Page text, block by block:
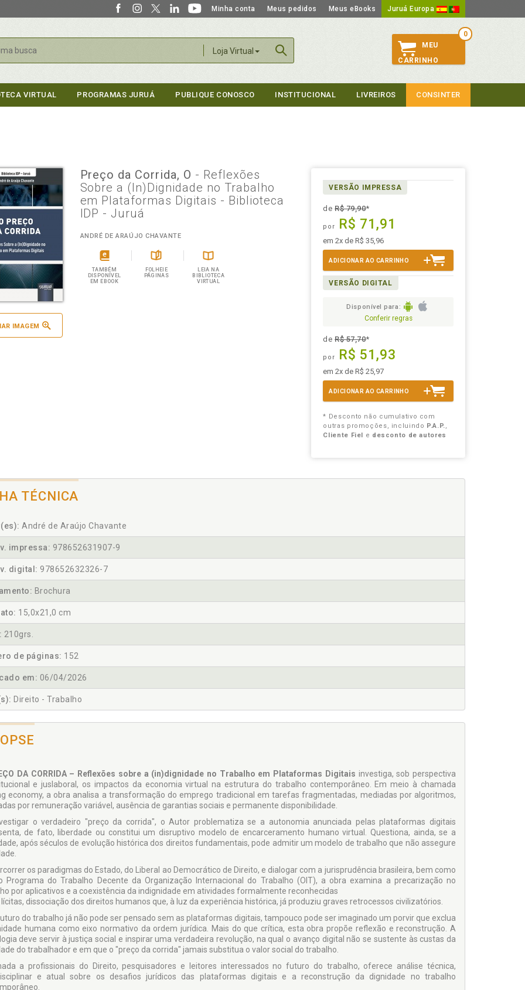
Minha conta Meus pedidos Meus eBooks Juruá Europa
Loja Virtual
0
MEU
CARRINHO
VIRTUAL PROGRAMAS JURUÁ PUBLIQUE CONOSCO INSTITUCIONAL LIVREIROS CONSINTER
IMAGEM
Preço da Corrida, O - Reflexões
Sobre a (In)Dignidade no Trabalho
em Plataformas Digitais - Biblioteca
IDP - Juruá
ANDRÉ DE ARAÚJO CHAVANTE
TAMBÉM
DISPONÍVEL
EM EBOOK
FOLHEIE
PÁGINAS
LEIA NA
BIBLIOTECA
VIRTUAL
VERSÃO IMPRESSA
deR$ 79,90*
por R$ 71,91
em 2x de R$ 35,96
ADICIONAR AO CARRINHO
VERSÃO DIGITAL
Disponível para:
Conferir regras
deR$ 57,70*
por R$ 51,93
em 2x de R$ 25,97
ADICIONAR AO CARRINHO
* Desconto não cumulativo com
outras promoções, incluindo P.A.P.,
Cliente Fiel
e desconto de autores
TÉCNICA
André de Araújo Chavante
v. impressa: 978652631907-9
v. digital: 978652632326-7
Brochura
15,0x21,0 cm
210grs.
de páginas: 152
em: 06/04/2026
Direito - Trabalho
DA CORRIDA – Reflexões sobre a (in)dignidade no Trabalho em Plataformas Digitais investiga, sob perspectiva
e juslaboral, os impactos da economia virtual na estrutura do trabalho contemporâneo. Em meio à chamada
economy, a obra analisa a transformação do emprego tradicional em tarefas fragmentadas, mediadas por algoritmos,
por remuneração variável, ausência de garantias sociais e permanente disponibilidade.
o verdadeiro "preço da corrida", o Autor problematiza se a autonomia anunciada pelas plataformas digitais
de fato, liberdade ou constitui um disruptivo modelo de encarceramento humano virtual. Questiona, ainda, se a
após séculos de evolução histórica dos direitos fundamentais, pode admitir um modelo de trabalho que não assegure
os paradigmas do Estado, do Liberal ao Democrático de Direito, e dialogar com a jurisprudência brasileira, bem como
Programa do Trabalho Decente da Organização Internacional do Trabalho (OIT), a obra examina a precarização no
por aplicativos e a coexistência da indignidade em atividades formalmente reconhecidas
dissociação dos direitos humanos que, à luz da experiência histórica, já produziu graves retrocessos civilizatórios.
do trabalho já não pode ser pensado sem as plataformas digitais, tampouco pode ser imaginado um porvir que exclua
humana como eixo normativo da ordem jurídica. Mais do que crítica, esta obra propõe reflexão e reconstrução. A
deve servir à justiça social e inspirar uma verdadeira revolução, na qual o avanço digital não se sustente às custas da
do trabalhador e em que o "preço da corrida" jamais substitua o valor social do trabalho.
a profissionais do Direito, pesquisadores e leitores interessados no futuro do trabalho, oferece análise técnica,
e atual sobre os desafios jurídicos das plataformas digitais e a reconstrução da dignidade no trabalho